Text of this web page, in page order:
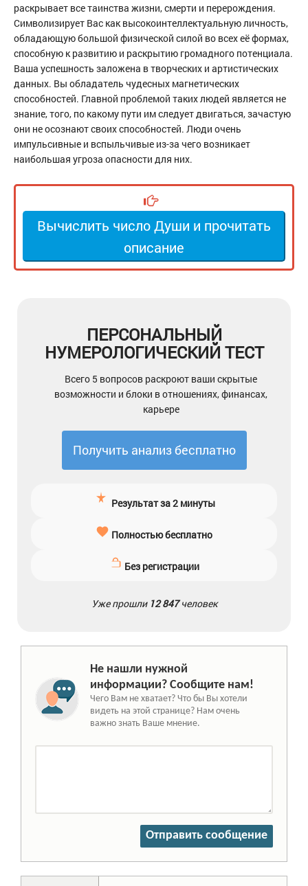
раскрывает все таинства жизни, смерти и перерождения.
Символизирует Вас как высокоинтеллектуальную личность,
обладающую большой физической силой во всех её формах,
способную к развитию и раскрытию громадного потенциала.
Ваша успешность заложена в творческих и артистических
данных. Вы обладатель чудесных магнетических
способностей. Главной проблемой таких людей является не
знание, того, по какому пути им следует двигаться, зачастую
они не осознают своих способностей. Люди очень
импульсивные и вспыльчивые из-за чего возникает
наибольшая угроза опасности для них.
Вычислить число Души и прочитать
описание
ПЕРСОНАЛЬНЫЙ
НУМЕРОЛОГИЧЕСКИЙ ТЕСТ
Всего 5 вопросов раскроют ваши скрытые
возможности и блоки в отношениях, финансах,
карьере
Получить анализ бесплатно
Результат за 2 минуты
Полностью бесплатно
Без регистрации
Уже прошли 12 847человек
Не нашли нужной
информации? Сообщите нам!
Чего Вам не хватает? Что бы Вы хотели
видеть на этой странице? Нам очень
важно знать Ваше мнение.
Отправить сообщение